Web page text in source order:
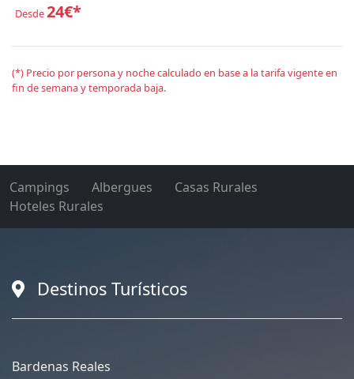
Desde24€*
(*) Precio por persona y noche calculado en base a la tarifa vigente en
fin de semana y temporada baja.
Campings Albergues
Casas Rurales
Hoteles Rurales
Destinos Turísticos
Bardenas Reales